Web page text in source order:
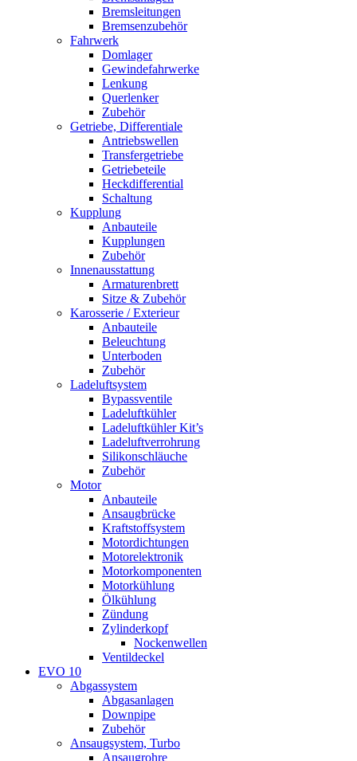
Bremsleitungen
Bremsenzubehör
Fahrwerk
Domlager
Gewindefahrwerke
Lenkung
Querlenker
Zubehör
Getriebe, Differentiale
Antriebswellen
Transfergetriebe
Getriebeteile
Heckdifferential
Schaltung
Kupplung
Anbauteile
Kupplungen
Zubehör
Innenausstattung
Armaturenbrett
Sitze & Zubehör
Karosserie / Exterieur
Anbauteile
Beleuchtung
Unterboden
Zubehör
Ladeluftsystem
Bypassventile
Ladeluftkühler
Ladeluftkühler Kit’s
Ladeluftverrohrung
Silikonschläuche
Zubehör
Motor
Anbauteile
Ansaugbrücke
Kraftstoffsystem
Motordichtungen
Motorelektronik
Motorkomponenten
Motorkühlung
Ölkühlung
Zündung
Zylinderkopf
Nockenwellen
Ventildeckel
EVO 10
Abgassystem
Abgasanlagen
Downpipe
Zubehör
Ansaugsystem, Turbo
Ansaugrohre